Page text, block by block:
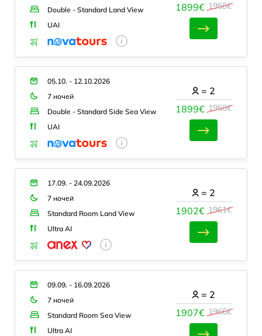
Double - Standard Land View
UAI
1899€ 1958€
05.10. - 12.10.2026
7 ночей
Double - Standard Side Sea View
UAI
1899€ 1958€
= 2
17.09. - 24.09.2026
7 ночей
Standard Room Land View
Ultra AI
1902€ 1961€
= 2
09.09. - 16.09.2026
7 ночей
Standard Room Sea View
Ultra AI
1907€ 1966€
= 2